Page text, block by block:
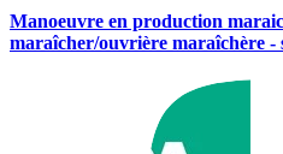
Manoeuvre en production
maraîcher/ouvrière maraîchère -